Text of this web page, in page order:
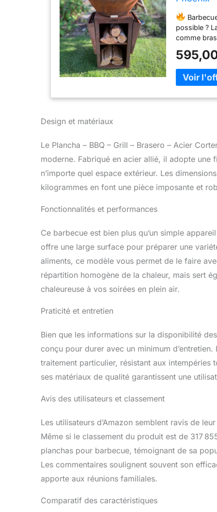
- Extra
possible ?
comme
Idéal pour
entre amis.
culinaire.
EN
avoir à
la plaque
parfaits. Au
directe ou
parfait
BOIS
deux
plateaux
ou
POUVEZ
instructions
tiroir à
ainsi que
problème
grattez les
chaleur, il
pour ceux
Design et matériaux
Le Plancha – BBQ – Grill – Brasero – Acier
moderne. Fabriqué en acier allié, il adopte une
n’importe quel espace extérieur. Les
kilogrammes en font une pièce imposante et
Fonctionnalités et performances
Ce barbecue est bien plus qu’un simple
offre une large surface pour préparer une
aliments, ce modèle vous permet de le faire
répartition homogène de la chaleur, mais sert
chaleureuse à vos soirées en plein air.
Praticité et entretien
Bien que les informations sur la disponibilité
conçu pour durer avec un minimum
traitement particulier, résistant aux
ses matériaux de qualité garantissent une
Avis des utilisateurs et classement
Les utilisateurs d’Amazon semblent ravis de
Même si le classement du produit est de 317
planchas pour barbecue, témoignant de sa
Les commentaires soulignent souvent son
apporte aux réunions familiales.
Comparatif des caractéristiques